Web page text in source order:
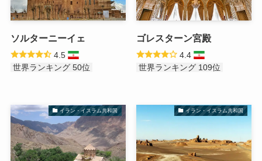
ソルターニーイェ
4.5
世界ランキング 50位
ゴレスターン宮殿
4.4
世界ランキング 109位
イラン・イスラム共和国 イラン・イスラム共和国